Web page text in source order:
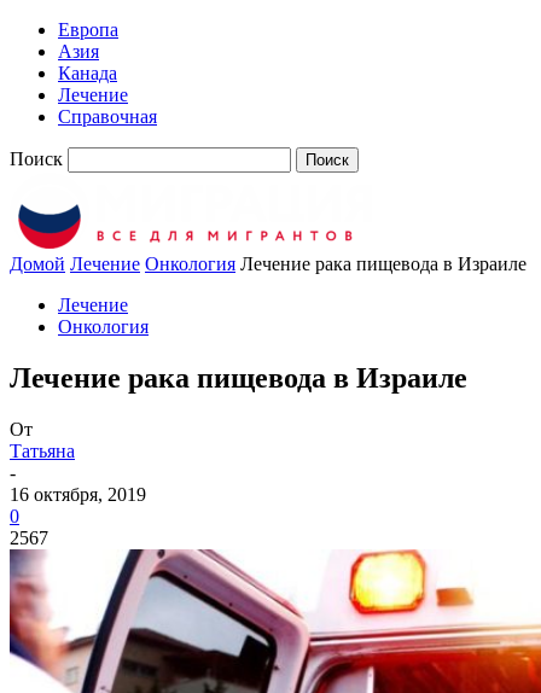
Европа
Азия
Канада
Лечение
Справочная
Поиск
Домой Лечение Онкология Лечение рака пищевода в Израиле
Лечение
Онкология
Лечение рака пищевода в Израиле
От
Татьяна
-
16 октября, 2019
0
2567